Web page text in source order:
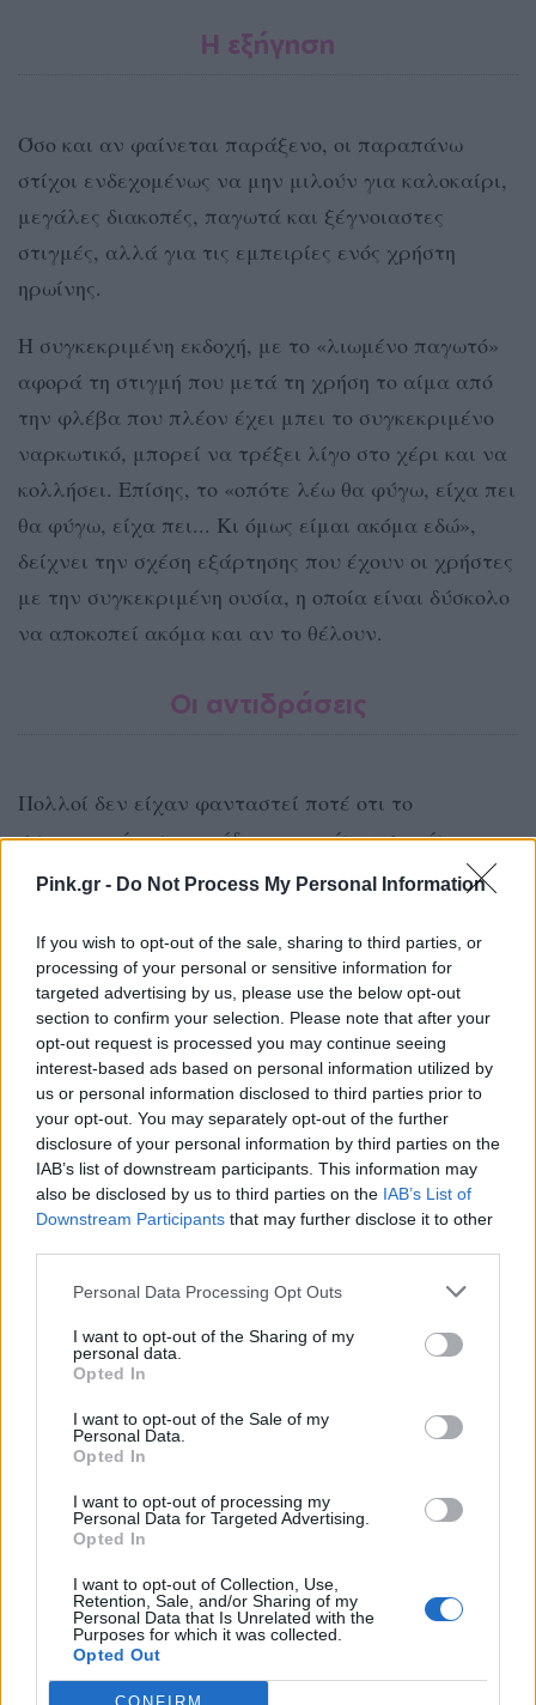
Pink.gr - Do Not Process My Personal Information
If you wish to opt-out of the sale, sharing to third parties, or
processing of your personal or sensitive information for
targeted advertising by us, please use the below opt-out
section to confirm your selection. Please note that after your
opt-out request is processed you may continue seeing
interest-based ads based on personal information utilized by
us or personal information disclosed to third parties prior to
your opt-out. You may separately opt-out of the further
disclosure of your personal information by third parties on the
IAB’s list of downstream participants. This information may
also be disclosed by us to third parties on the IAB’s List of
Downstream Participants that may further disclose it to other
Personal Data Processing Opt Outs
I want to opt-out of the Sharing of my
personal data.
Opted In
I want to opt-out of the Sale of my
Personal Data.
Opted In
I want to opt-out of processing my
Personal Data for Targeted Advertising.
Opted In
I want to opt-out of Collection, Use,
Retention, Sale, and/or Sharing of my
Personal Data that Is Unrelated with the
Purposes for which it was collected.
Opted Out
CONFIRM
Η εξήγηση
Όσο και αν φαίνεται παράξενο, οι παραπάνω
στίχοι ενδεχομένως να μην μιλούν για καλοκαίρι,
μεγάλες διακοπές, παγωτά και ξέγνοιαστες
στιγμές, αλλά για τις εμπειρίες ενός χρήστη
ηρωίνης.
Η συγκεκριμένη εκδοχή, με το «λιωμένο παγωτό»
αφορά τη στιγμή που μετά τη χρήση το αίμα από
την φλέβα που πλέον έχει μπει το συγκεκριμένο
ναρκωτικό, μπορεί να τρέξει λίγο στο χέρι και να
κολλήσει. Επίσης, το «οπότε λέω θα φύγω, είχα πει
θα φύγω, είχα πει... Κι όμως είμαι ακόμα εδώ»,
δείχνει την σχέση εξάρτησης που έχουν οι χρήστες
με την συγκεκριμένη ουσία, η οποία είναι δύσκολο
να αποκοπεί ακόμα και αν το θέλουν.
Οι αντιδράσεις
Πολλοί δεν είχαν φανταστεί ποτέ οτι το
συγκεκριμένο τραγούδι αναφερόταν σε κάτι
τέτοιο, με αποτέλεσμα τις τελευταίες δύο μέρες
ειδικά στο Twitter με το συγκεκριμένο θέμα, με
τους χρήστες να πέφτουν από τα... σύννεφα.
Ναι οκ το πιάσαμε παιδιά, είστε
ξεχωριστοι. Ξέρατε τι ήταν το λιωμένο
παγωτό όταν το ακούγατε στο γυμνάσιο,
γιατί μιλούσατε σε αλανικη αργκό των
90ς στα 13.
Μόλις έμαθα από το TL ο, τι το λιωμένο
παγωτό αναφέρεται στην πρεζα γιατί
έτσι λέγεται στην αργκό των
ναρκωτικών, η παιδική μου ηλικία
γκρεμίστηκε εν μέσω ενός τουιτ 🤯
— Legal Drug Dealer (@pharmaki500mg)
March 31, 2022
Μόλις έμαθα ότι το λιωμένο παγωτό δεν
ήταν ξυλάκι σοκολάτα/κρέμα που έλιωνε
στο χέρι, και δεν ξέρω τι να κάνω με